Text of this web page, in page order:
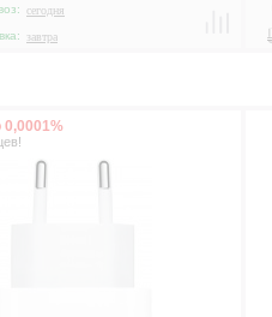
сегодня
завтра
0,0001%